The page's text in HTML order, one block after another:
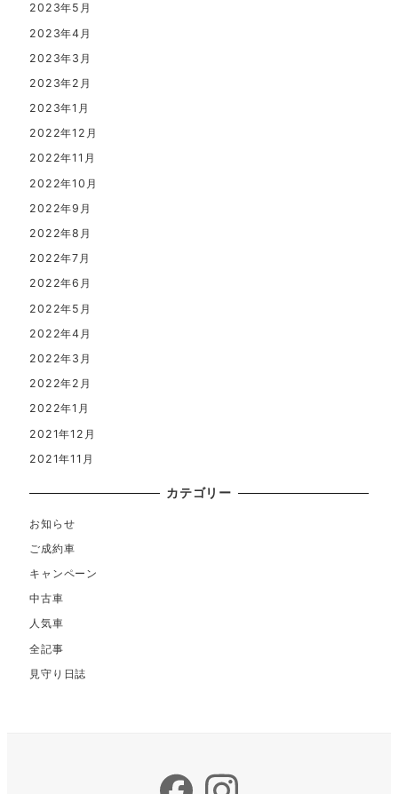
2023年5月
2023年4月
2023年3月
2023年2月
2023年1月
2022年12月
2022年11月
2022年10月
2022年9月
2022年8月
2022年7月
2022年6月
2022年5月
2022年4月
2022年3月
2022年2月
2022年1月
2021年12月
2021年11月
カテゴリー
お知らせ
ご成約車
キャンペーン
中古車
人気車
全記事
見守り日誌
FacebookInstagram